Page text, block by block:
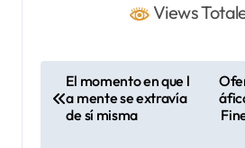
Views
El momento en que l
a mente se extravía
de sí misma